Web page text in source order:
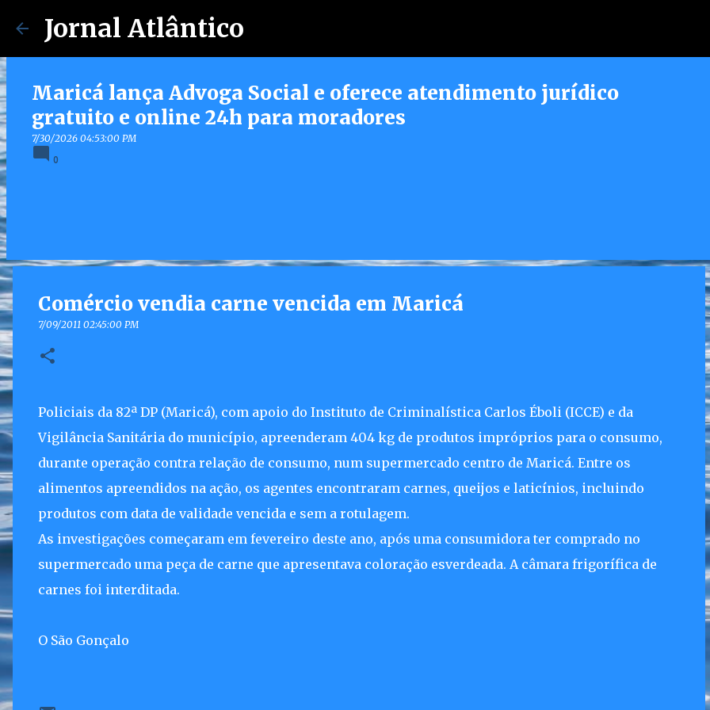
Jornal Atlântico
Maricá lança Advoga Social e oferece atendimento jurídico
gratuito e online 24h para moradores
7/30/2026 04:53:00 PM
0
Comércio vendia carne vencida em Maricá
7/09/2011 02:45:00 PM
Policiais da 82ª DP (Maricá), com apoio do Instituto de Criminalística Carlos Éboli (ICCE) e da
Vigilância Sanitária do município, apreenderam 404 kg de produtos impróprios para o consumo,
durante operação contra relação de consumo, num supermercado centro de Maricá. Entre os
alimentos apreendidos na ação, os agentes encontraram carnes, queijos e laticínios, incluindo
produtos com data de validade vencida e sem a rotulagem.
As investigações começaram em fevereiro deste ano, após uma consumidora ter comprado no
supermercado uma peça de carne que apresentava coloração esverdeada. A câmara frigorífica de
carnes foi interditada.
O São Gonçalo